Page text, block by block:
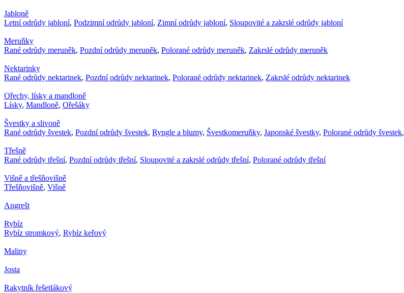
Jabloně
Letní odrůdy jabloní, Podzimní odrůdy jabloní, Zimní odrůdy jabloní, Sloupovité a zakrslé odrůdy jabloní
Meruňky
Rané odrůdy meruněk, Pozdní odrůdy meruněk, Polorané odrůdy meruněk, Zakrslé odrůdy meruněk
Nektarinky
Rané odrůdy nektarinek, Pozdní odrůdy nektarinek, Polorané odrůdy nektarinek, Zakrslé odrůdy nektarinek
Ořechy, lísky a mandloně
Lísky, Mandloně, Ořešáky
Švestky a slivoně
Rané odrůdy švestek, Pozdní odrůdy švestek, Ryngle a blumy, Švestkomeruňky, Japonské švestky, Polorané odrůdy švestek,
Třešně
Rané odrůdy třešní, Pozdní odrůdy třešní, Sloupovité a zakrslé odrůdy třešní, Polorané odrůdy třešní
Višně a třešňovišně
Třešňovišně, Višně
Angrešt
Rybíz
Rybíz stromkový, Rybíz keřový
Maliny
Josta
Rakytník řešetlákový